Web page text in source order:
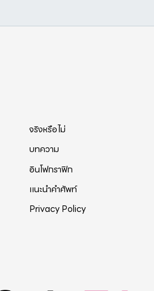
จริงหรือไม่
บทความ
อินโฟกราฟิก
แนะนำคำศัพท์
Privacy Policy